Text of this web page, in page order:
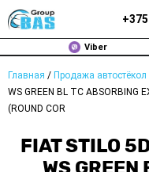
Viber
Главная / Продажа автостёкол
WS GREEN BL TC ABSORBING
(ROUND COR
FIAT STILO
ЗАМЕНА АВТОСТЕКОЛ В